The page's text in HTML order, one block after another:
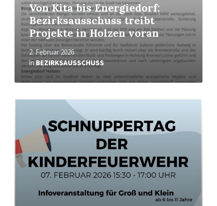
Von Kita bis Energiedorf:
Bezirksausschuss treibt
Projekte in Holzen voran
2. Februar 2026
inBEZIRKSAUSSCHUSS
Mehr